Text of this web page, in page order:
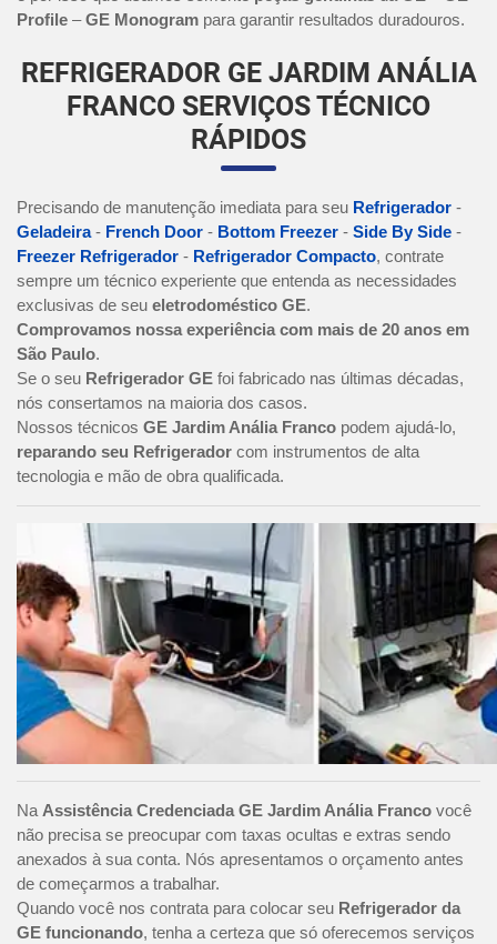
Profile –GE Monogram para garantir resultados duradouros.
REFRIGERADOR GE JARDIM ANÁLIA
FRANCO SERVIÇOS TÉCNICO
RÁPIDOS
Precisando de manutenção imediata para seu Refrigerador -
Geladeira- French Door - Bottom Freezer - Side By Side -
Freezer Refrigerador - Refrigerador Compacto, contrate
sempre um técnico experiente que entenda as necessidades
exclusivas de seu eletrodoméstico GE.
Comprovamos nossa experiência com mais de 20 anos em
São Paulo.
Se o seu Refrigerador GE foi fabricado nas últimas décadas,
nós consertamos na maioria dos casos.
Nossos técnicos GE Jardim Anália Franco podem ajudá-lo,
reparando seu Refrigerador com instrumentos de alta
tecnologia e mão de obra qualificada.
Na Assistência Credenciada GE Jardim Anália Franco você
não precisa se preocupar com taxas ocultas e extras sendo
anexados à sua conta. Nós apresentamos o orçamento antes
de começarmos a trabalhar.
Quando você nos contrata para colocar seu Refrigerador da
GE funcionando, tenha a certeza que só oferecemos serviços